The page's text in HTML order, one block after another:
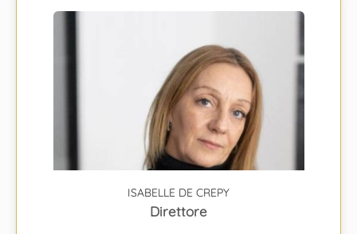
ISABELLE DE CREPY
Direttore